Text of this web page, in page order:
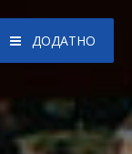
ДОДАТНО